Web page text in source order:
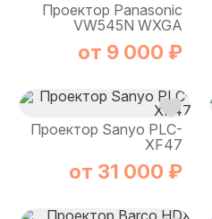
Проектор Panasonic
VW545N WXGA
от 9 000 ₽
Проектор Sanyo PLC-
XF47
от 31 000 ₽